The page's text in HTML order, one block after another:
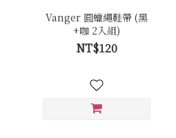
Vanger 圓蠟繩鞋帶 (黑
+咖 2入組)
NT$120